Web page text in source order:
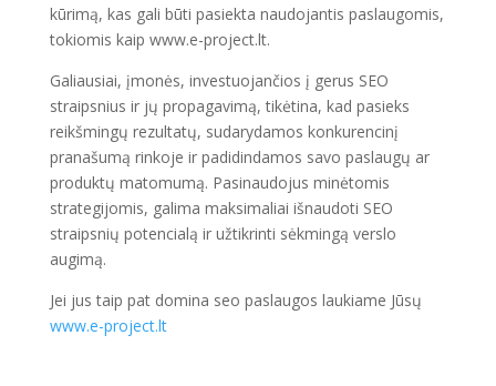
kūrimą, kas gali būti pasiekta naudojantis paslaugomis,
tokiomis kaip www.e-project.lt.
Galiausiai, įmonės, investuojančios į gerus SEO
straipsnius ir jų propagavimą, tikėtina, kad pasieks
reikšmingų rezultatų, sudarydamos konkurencinį
pranašumą rinkoje ir padidindamos savo paslaugų ar
produktų matomumą. Pasinaudojus minėtomis
strategijomis, galima maksimaliai išnaudoti SEO
straipsnių potencialą ir užtikrinti sėkmingą verslo
augimą.
Jei jus taip pat domina seo paslaugos laukiame Jūsų
www.e-project.lt